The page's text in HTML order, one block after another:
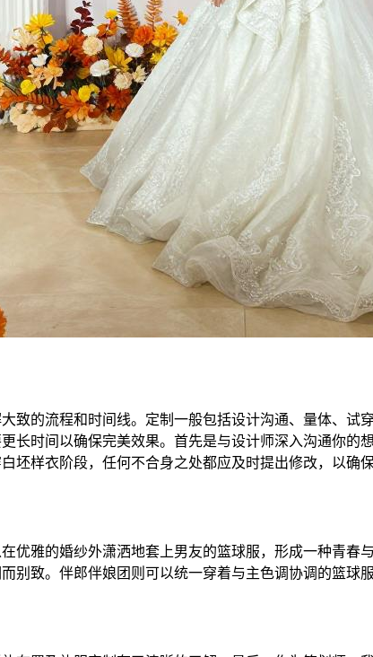
致的流程和时间线。定制一般包括设计沟通、量体、
长时间以确保完美效果。首先是与设计师深入沟通你
坯样衣阶段，任何不合身之处都应及时提出修改，以确
优雅的婚纱外潇洒地套上男友的篮球服，形成一种青
别致。伴郎伴娘团则可以统一穿着与主色调协调的篮球